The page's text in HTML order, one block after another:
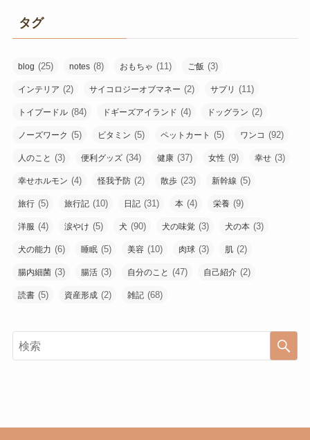
タグ
blog (25) notes (8) おもちゃ (11) ご飯 (3)
インテリア (2) サイコロジーオブマネー (2) サプリ (11)
トイプードル (84) ドギーズアイランド (4) ドッグラン (2)
ノーズワーク (5) ビタミン (5) ペットカート (5) ワンコ (92)
人のこと (3) 便利グッズ (34) 健康 (37) 女性 (9) 幸せ (3)
幸せホルモン (4) 怪我予防 (2) 散歩 (23) 新幹線 (5)
旅行 (5) 旅行記 (10) 日記 (31) 本 (4) 栄養 (9)
洋服 (4) 涙やけ (5) 犬 (90) 犬の味覚 (3) 犬の本 (3)
犬の能力 (6) 睡眠 (5) 美容 (10) 肉球 (3) 肌 (2)
腸内細菌 (3) 腸活 (3) 自分のこと (47) 自己紹介 (2)
読書 (5) 資産形成 (2) 雑記 (68)